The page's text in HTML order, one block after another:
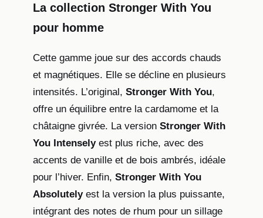
La collection Stronger With You
pour homme
Cette gamme joue sur des accords chauds
et magnétiques. Elle se décline en plusieurs
intensités. L’original, Stronger With You,
offre un équilibre entre la cardamome et la
châtaigne givrée. La version Stronger With
You Intenselyest plus riche, avec des
accents de vanille et de bois ambrés, idéale
pour l’hiver. Enfin, Stronger With You
Absolutelyest la version la plus puissante,
intégrant des notes de rhum pour un sillage